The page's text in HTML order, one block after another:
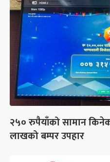
२५० रुपैयाँको सामान
लाखको बम्पर उपहार